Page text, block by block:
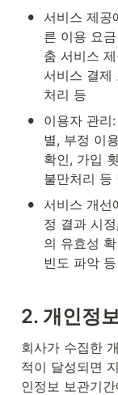
• 서비스 제공
른 이용 요
춤 서비스
서비스 결제
처리 등
•
이용자 관리
별, 부정 이
확인, 가입
불만처리 등
• 서비스 개선
정 결과 시
의 유효성
빈도 파악 등
2. 개인정
회사가 수집한
적이 달성되면
인정보 보관기